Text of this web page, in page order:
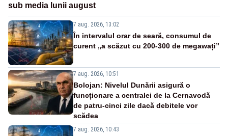
sub media lunii august
7 aug. 2026, 13:02
În intervalul orar de seară, consumul de
curent „a scăzut cu 200-300 de megawați”
7 aug. 2026, 10:51
Bolojan: Nivelul Dunării asigură o
funcționare a centralei de la Cernavodă
de patru-cinci zile dacă debitele vor
scădea
7 aug. 2026, 10:43